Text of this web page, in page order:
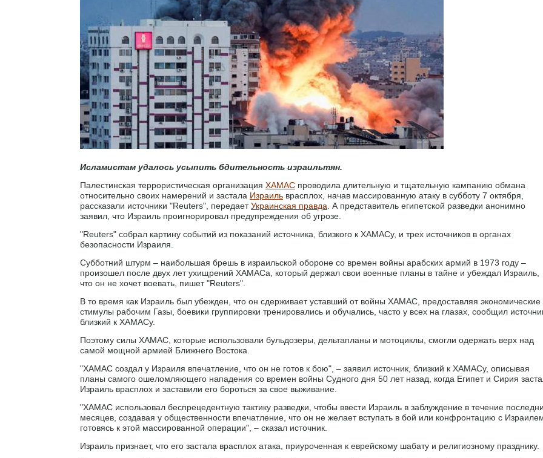
Исламистам удалось усыпить бдительность израильтян.
Палестинская террористическая организация ХАМАС проводила длительную и тщательную кампанию обмана
относительно своих намерений и застала Израиль врасплох, начав массированную атаку в субботу 7 октября,
рассказали источники "Reuters", передаетУкраинская правда . А представитель египетской разведки анонимно
заявил, что Израиль проигнорировал предупреждения об угрозе.
"Reuters" собрал картину событий из показаний источника, близкого к ХАМАСу, и трех источников в органах
безопасности Израиля.
Субботний штурм – наибольшая брешь в израильской обороне со времен войны арабских армий в 1973 году –
произошел после двух лет ухищрений ХАМАСа, который держал свои военные планы в тайне и убеждал Израиль,
что он не хочет воевать, пишет "Reuters".
В то время как Израиль был убежден, что он сдерживает уставший от войны ХАМАС, предоставляя экономические
стимулы рабочим Газы, боевики группировки тренировались и обучались, часто у всех на глазах, сообщил
близкий к ХАМАСу.
Поэтому силы ХАМАС, которые использовали бульдозеры, дельтапланы и мотоциклы, смогли одержать верх над
самой мощной армией Ближнего Востока.
"ХАМАС создал у Израиля впечатление, что он не готов к бою", – заявил источник, близкий к ХАМАСу, описывая
планы самого ошеломляющего нападения со времен войны Судного дня 50 лет назад, когда Египет и Сирия
Израиль врасплох и заставили его бороться за свое выживание.
"ХАМАС использовал беспрецедентную тактику разведки, чтобы ввести Израиль в заблуждение в течение
месяцев, создавая у общественности впечатление, что он не желает вступать в бой или конфронтацию с
готовясь к этой массированной операции", – сказал источник.
Израиль признает, что его застала врасплох атака, приуроченная к еврейскому шабату и религиозному празднику.